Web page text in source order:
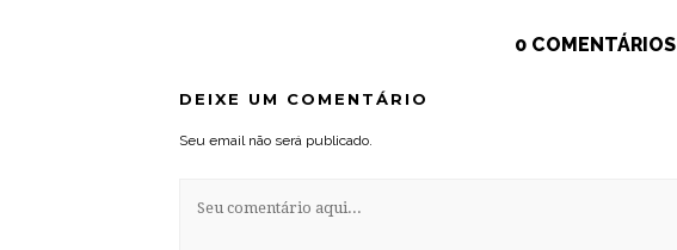
0 COMENTÁRIOS
DEIXE UM COMENTÁRIO
Seu email não será publicado.